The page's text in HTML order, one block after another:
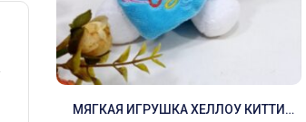
МЯГКАЯ ИГРУШКА ХЕЛЛОУ КИТТИ